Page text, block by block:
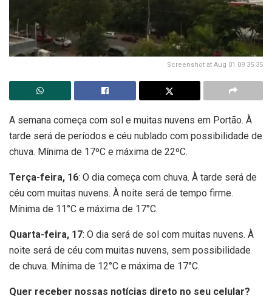
Screenshot at Aug 01 09 35 35
A semana começa com sol e muitas nuvens em Portão. À
tarde será de períodos e céu nublado com possibilidade de
chuva. Mínima de 17ºC e máxima de 22ºC.
Terça-feira, 16: O dia começa com chuva. À tarde será de
céu com muitas nuvens. À noite será de tempo firme.
Mínima de 11°C e máxima de 17°C.
Quarta-feira, 17: O dia será de sol com muitas nuvens. À
noite será de céu com muitas nuvens, sem possibilidade
de chuva. Mínima de 12°C e máxima de 17°C.
Quer receber nossas notícias direto no seu celular?